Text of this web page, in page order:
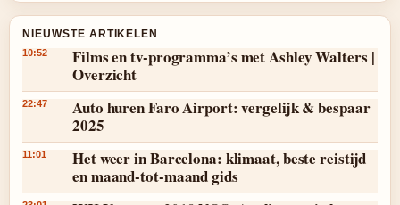
NIEUWSTE ARTIKELEN
10:52
Films en tv-programma’s met Ashley Walters |
Overzicht
22:47
Auto huren Faro Airport: vergelijk & bespaar
2025
11:01
Het weer in Barcelona: klimaat, beste reistijd
en maand-tot-maand gids